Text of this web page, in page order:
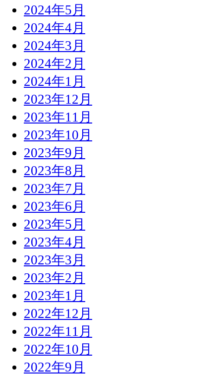
2024年5月
2024年4月
2024年3月
2024年2月
2024年1月
2023年12月
2023年11月
2023年10月
2023年9月
2023年8月
2023年7月
2023年6月
2023年5月
2023年4月
2023年3月
2023年2月
2023年1月
2022年12月
2022年11月
2022年10月
2022年9月